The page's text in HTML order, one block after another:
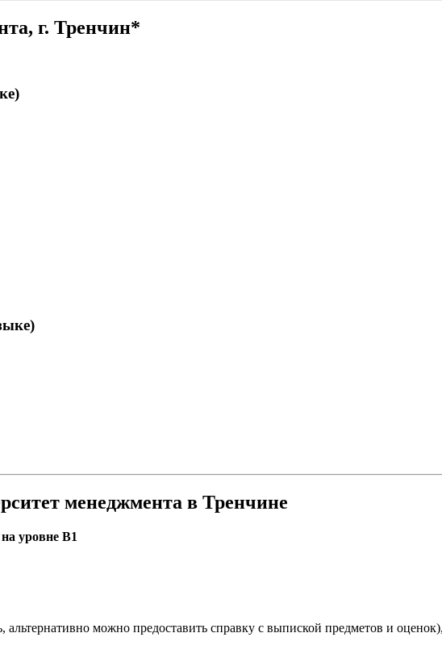
г. Тренчин*
менеджмента в Тренчине
уровне B1
альтернативно можно предоставить справку с выпиской предметов и